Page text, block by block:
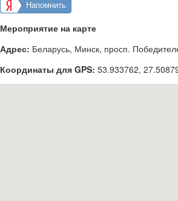
Напомнить
Мероприятие на карте
Адрес: Беларусь, Минск, просп.
Координаты для GPS: 53.933762,